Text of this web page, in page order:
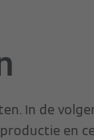
In de
en